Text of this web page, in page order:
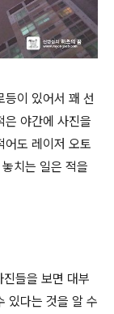
등이 있어서 꽤 선
은 야간에 사진을
어도 레이저 오토
치는 일은 적을
들을 보면 대부
있다는 것을 알 수